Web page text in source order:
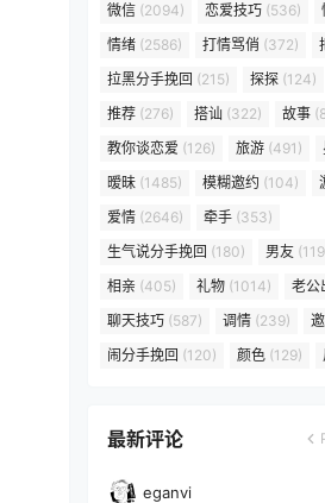
微信 (2094) 恋爱技巧 (536)
情绪 (2586) 打情骂俏 (372)
拉黑分手挽回 (215) 探探 (124)
推荐 (276) 搭讪 (322) 故事
教你谈恋爱 (126) 旅游 (491)
暧昧 (1485) 模糊邀约 (104)
爱情 (2646) 牵手 (353)
生气说分手挽回 (180) 男友
相亲 (405) 礼物 (1014) 老公
聊天技巧 (587) 调情 (239)
闹分手挽回 (120) 颜色 (129)
最新评论
eganvi